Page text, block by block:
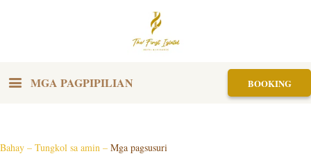
MGA PAGPIPILIAN BOOKING
Bahay – Tungkol sa amin – Mga pagsusuri